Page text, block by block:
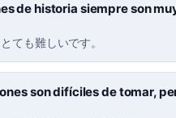
de historia siempre son
ても難しいです。
son difíciles de tomar,